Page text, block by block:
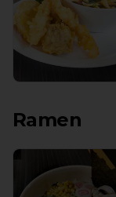
Ramen